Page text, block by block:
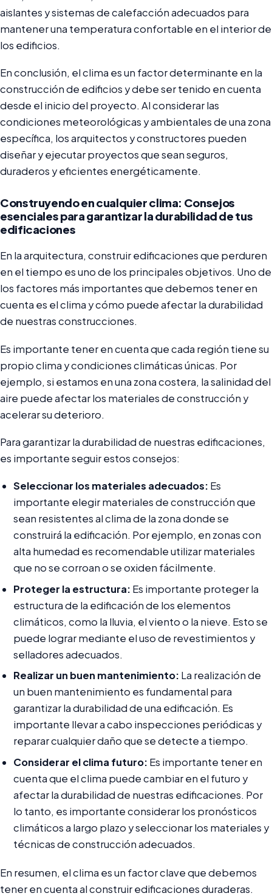
aislantes y sistemas de calefacción adecuados para
mantener una temperatura confortable en el interior de
los edificios.
En conclusión, el clima es un factor determinante en la
construcción de edificios y debe ser tenido en cuenta
desde el inicio del proyecto. Al considerar las
condiciones meteorológicas y ambientales de una zona
específica, los arquitectos y constructores pueden
diseñar y ejecutar proyectos que sean seguros,
duraderos y eficientes energéticamente.
Construyendo en cualquier clima: Consejos
esenciales para garantizar la durabilidad de tus
edificaciones
En la arquitectura, construir edificaciones que perduren
en el tiempo es uno de los principales objetivos. Uno de
los factores más importantes que debemos tener en
cuenta es el clima y cómo puede afectar la durabilidad
de nuestras construcciones.
Es importante tener en cuenta que cada región tiene su
propio clima y condiciones climáticas únicas. Por
ejemplo, si estamos en una zona costera, la salinidad del
aire puede afectar los materiales de construcción y
acelerar su deterioro.
Para garantizar la durabilidad de nuestras edificaciones,
es importante seguir estos consejos:
Seleccionar los materiales adecuados: Es
importante elegir materiales de construcción que
sean resistentes al clima de la zona donde se
construirá la edificación. Por ejemplo, en zonas con
alta humedad es recomendable utilizar materiales
que no se corroan o se oxiden fácilmente.
Proteger la estructura: Es importante proteger la
estructura de la edificación de los elementos
climáticos, como la lluvia, el viento o la nieve. Esto se
puede lograr mediante el uso de revestimientos y
selladores adecuados.
Realizar un buen mantenimiento: La realización de
un buen mantenimiento es fundamental para
garantizar la durabilidad de una edificación. Es
importante llevar a cabo inspecciones periódicas y
reparar cualquier daño que se detecte a tiempo.
Considerar el clima futuro: Es importante tener en
cuenta que el clima puede cambiar en el futuro y
afectar la durabilidad de nuestras edificaciones. Por
lo tanto, es importante considerar los pronósticos
climáticos a largo plazo y seleccionar los materiales y
técnicas de construcción adecuados.
En resumen, el clima es un factor clave que debemos
tener en cuenta al construir edificaciones duraderas.